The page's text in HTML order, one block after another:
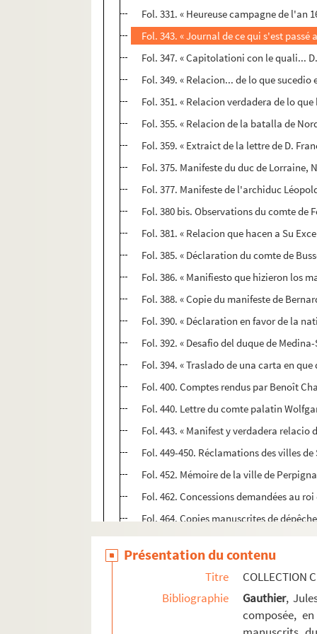
Fol. 331. « Heureuse campagne de l'an
Fol. 343. « Journal de ce qui s'est
Fol. 347. « Capitolationi con le quali...
Fol. 349. « Relacion... de lo que
Fol. 351. « Relacion verdadera de lo
Fol. 355. « Relacion de la batalla de
Fol. 359. « Extraict de la lettre de D.
Fol. 375. Manifeste du duc de
Fol. 377. Manifeste de l'archiduc
Fol. 380 bis. Observations du comte de
Fol. 381. « Relacion que hacen a Su
Fol. 385. « Déclaration du comte de
Fol. 386. « Manifiesto que hizieron los
Fol. 388. « Copie du manifeste de
Fol. 390. « Déclaration en favor de la
Fol. 392. « Desafio del duque de
Fol. 394. « Traslado de una carta en
Fol. 400. Comptes rendus par Benoît
Fol. 440. Lettre du comte palatin
Fol. 443. « Manifest y verdadera
Fol. 449-450. Réclamations des villes
Fol. 452. Mémoire de la ville de
Fol. 462. Concessions demandées au
Fol. 464. Copies manuscrites de
Fol. 479. « Ritratto del serenissimo
Fol. 482. « Articles de la grâce
Fol. 493. « Manifiesto y perdon
Fol. 495. Soumission de la ville de
Fol. 501 vo. Placard du marquis
Présentation du contenu
Titre
COLLECTION
Bibliographie
Gauthier,
composée,